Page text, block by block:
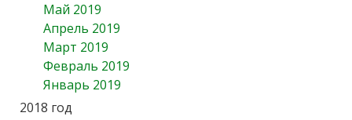
Май 2019
Апрель 2019
Март 2019
Февраль 2019
Январь 2019
2018 год